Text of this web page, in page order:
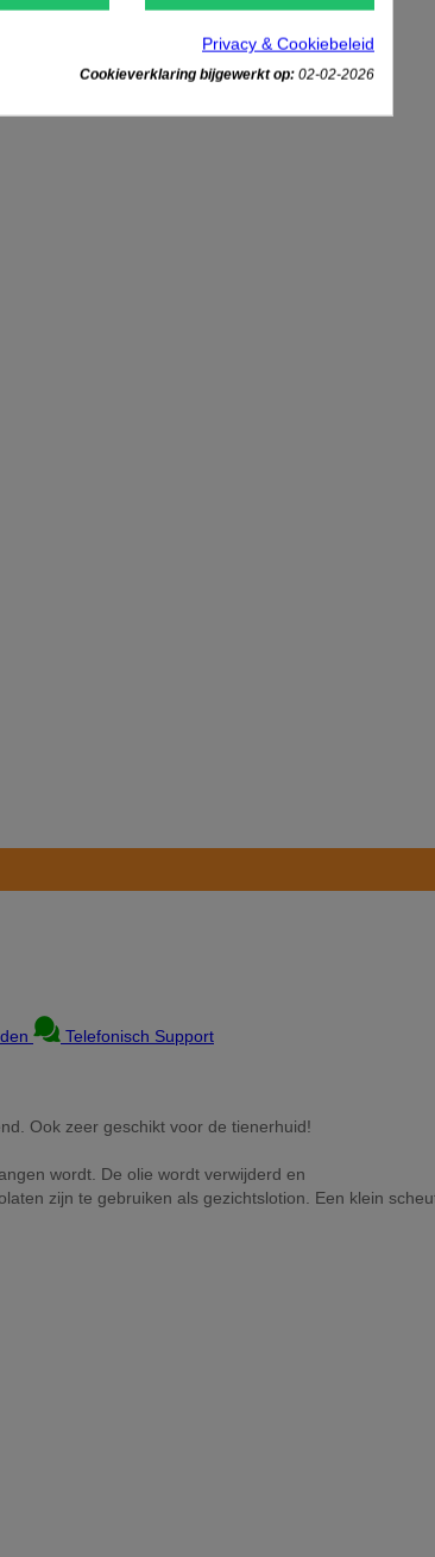
Telefonisch Support
Ook zeer geschikt voor de tienerhuid!
wordt. De olie wordt verwijderd en
zijn te gebruiken als gezichtslotion. Een klein
Privacy & Cookiebeleid
Cookieverklaring bijgewerkt op: 02-02-2026